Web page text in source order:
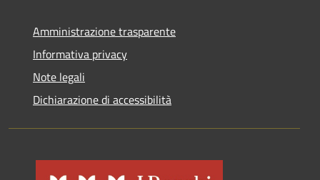
Amministrazione trasparente
Informativa privacy
Note legali
Dichiarazione di accessibilità